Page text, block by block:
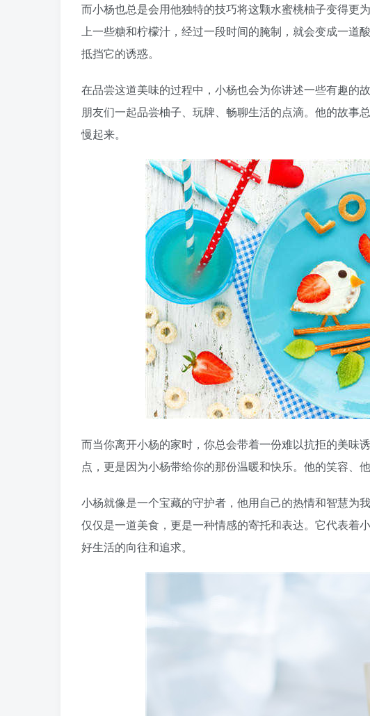
而小杨也总是会用他独特的技巧将这颗水蜜桃柚子变得更
上一些糖和柠檬汁，经过一段时间的腌制，就会变成一道
抵挡它的诱惑。
在品尝这道美味的过程中，小杨也会为你讲述一些有趣的
朋友们一起品尝柚子、玩牌、畅聊生活的点滴。他的故事
慢起来。
而当你离开小杨的家时，你总会带着一份难以抗拒的美味
点，更是因为小杨带给你的那份温暖和快乐。他的笑容、
小杨就像是一个宝藏的守护者，他用自己的热情和智慧为
仅仅是一道美食，更是一种情感的寄托和表达。它代表着
好生活的向往和追求。